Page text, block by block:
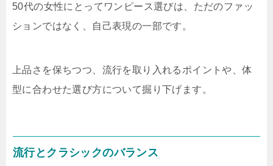
50代の女性にとってワンピース選びは、ただのファッ
ションではなく、自己表現の一部です。
上品さを保ちつつ、流行を取り入れるポイントや、体
型に合わせた選び方について掘り下げます。
流行とクラシックのバランス